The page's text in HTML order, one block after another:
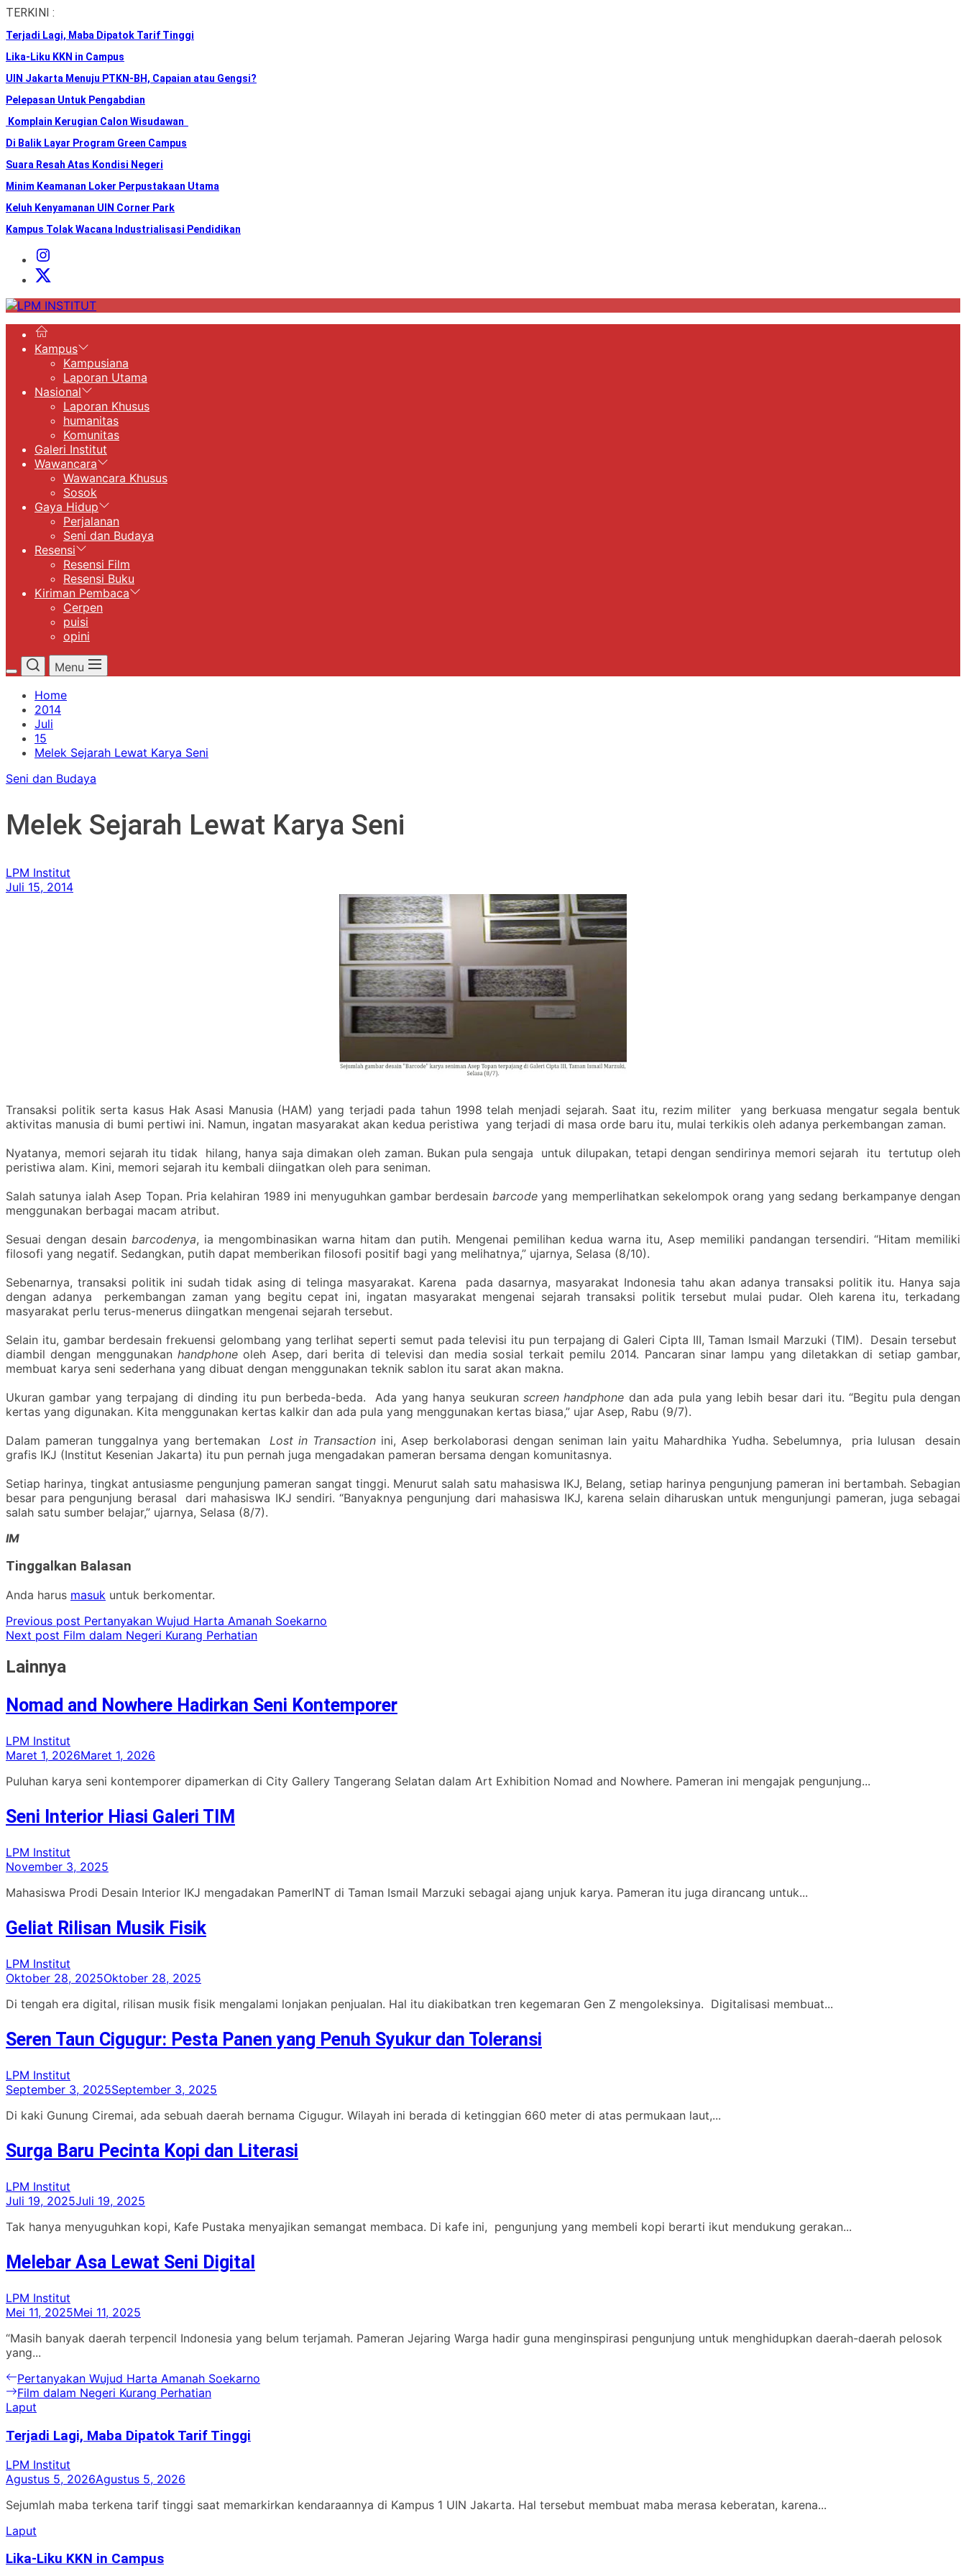
Skip
the
content
TERKINI :
Terjadi Lagi, Maba Dipatok Tarif Tinggi
Lika-Liku KKN in Campus
UIN Jakarta Menuju PTKN-BH, Capaian atau Gengsi?
Pelepasan Untuk Pengabdian
Komplain Kerugian Calon Wisudawan
Di Balik Layar Program Green Campus
Suara Resah Atas Kondisi Negeri
Minim Keamanan Loker Perpustakaan Utama
Keluh Kenyamanan UIN Corner Park
Kampus Tolak Wacana Industrialisasi Pendidikan
Instagram
Institut
X
LPM
Kampus
Kampusiana
Laporan Utama
Nasional
Laporan Khusus
humanitas
Komunitas
Galeri Institut
Wawancara
Wawancara Khusus
Sosok
Gaya Hidup
Perjalanan
Seni dan Budaya
Resensi
Resensi Film
Resensi Buku
Kiriman Pembaca
Cerpen
puisi
opini
Menu
Home
2014
Juli
15
Melek Sejarah Lewat Karya Seni
Seni dan Budaya
Melek Sejarah Lewat Karya Seni
LPM Institut
Juli 15, 2014
Transaksi politik serta kasus Hak Asasi Manusia (HAM) yang terjadi pada tahun 1998 telah menjadi sejarah. Saat itu, rezim militer yang berkuasa mengatur segala bentuk
aktivitas manusia di bumi pertiwi ini. Namun, ingatan masyarakat akan kedua peristiwa yang terjadi di masa orde baru itu, mulai terkikis oleh adanya perkembangan zaman.
Nyatanya, memori sejarah itu tidak hilang, hanya saja dimakan oleh zaman. Bukan pula sengaja untuk dilupakan, tetapi dengan sendirinya memori sejarah itu tertutup oleh
peristiwa alam. Kini, memori sejarah itu kembali diingatkan oleh para seniman.
Salah satunya ialah Asep Topan. Pria kelahiran 1989 ini menyuguhkan gambar berdesain barcodeyang memperlihatkan sekelompok orang yang sedang berkampanye dengan
menggunakan berbagai macam atribut.
Sesuai dengan desain barcodenya, ia mengombinasikan warna hitam dan putih. Mengenai pemilihan kedua warna itu, Asep memiliki pandangan tersendiri. “Hitam memiliki
filosofi yang negatif. Sedangkan, putih dapat memberikan filosofi positif bagi yang melihatnya,” ujarnya, Selasa (8/10).
Sebenarnya, transaksi politik ini sudah tidak asing di telinga masyarakat. Karena pada dasarnya, masyarakat Indonesia tahu akan adanya transaksi politik itu. Hanya saja
dengan adanya perkembangan zaman yang begitu cepat ini, ingatan masyarakat mengenai sejarah transaksi politik tersebut mulai pudar. Oleh karena itu, terkadang
masyarakat perlu terus-menerus diingatkan mengenai sejarah tersebut.
Selain itu, gambar berdesain frekuensi gelombang yang terlihat seperti semut pada televisi itu pun terpajang di Galeri Cipta III, Taman Ismail Marzuki (TIM). Desain tersebut
diambil dengan menggunakanhandphone oleh Asep, dari berita di televisi dan media sosial terkait pemilu 2014. Pancaran sinar lampu yang diletakkan di setiap gambar,
membuat karya seni sederhana yang dibuat dengan menggunakan teknik sablon itu sarat akan makna.
Ukuran gambar yang terpajang di dinding itu pun berbeda-beda. Ada yang hanya seukuran screen handphone dan ada pula yang lebih besar dari itu. “Begitu pula dengan
kertas yang digunakan. Kita menggunakan kertas kalkir dan ada pula yang menggunakan kertas biasa,” ujar Asep, Rabu (9/7).
Dalam pameran tunggalnya yang bertemakan Lost in Transaction ini, Asep berkolaborasi dengan seniman lain yaitu Mahardhika Yudha. Sebelumnya, pria lulusan desain
grafis IKJ (Institut Kesenian Jakarta) itu pun pernah juga mengadakan pameran bersama dengan komunitasnya.
Setiap harinya, tingkat antusiasme pengunjung pameran sangat tinggi. Menurut salah satu mahasiswa IKJ, Belang, setiap harinya pengunjung pameran ini bertambah. Sebagian
besar para pengunjung berasal dari mahasiswa IKJ sendiri. “Banyaknya pengunjung dari mahasiswa IKJ, karena selain diharuskan untuk mengunjungi pameran, juga sebagai
salah satu sumber belajar,” ujarnya, Selasa (8/7).
IM
Tinggalkan Balasan
Anda harus masuk untuk berkomentar.
Previous post Pertanyakan Wujud Harta Amanah Soekarno
Next post Film dalam Negeri Kurang Perhatian
Lainnya
Nomad and Nowhere Hadirkan Seni Kontemporer
LPM Institut
Maret 1, 2026Maret 1, 2026
Puluhan karya seni kontemporer dipamerkan di City Gallery Tangerang Selatan dalam Art Exhibition Nomad and Nowhere. Pameran ini mengajak pengunjung...
Seni Interior Hiasi Galeri TIM
LPM Institut
November 3, 2025
Mahasiswa Prodi Desain Interior IKJ mengadakan PamerINT di Taman Ismail Marzuki sebagai ajang unjuk karya. Pameran itu juga dirancang untuk...
Geliat Rilisan Musik Fisik
LPM Institut
Oktober 28, 2025Oktober 28, 2025
Di tengah era digital, rilisan musik fisik mengalami lonjakan penjualan. Hal itu diakibatkan tren kegemaran Gen Z mengoleksinya. Digitalisasi membuat...
Seren Taun Cigugur: Pesta Panen yang Penuh Syukur dan Toleransi
LPM Institut
September 3, 2025September 3, 2025
Di kaki Gunung Ciremai, ada sebuah daerah bernama Cigugur. Wilayah ini berada di ketinggian 660 meter di atas permukaan laut,...
Surga Baru Pecinta Kopi dan Literasi
LPM Institut
Juli 19, 2025Juli 19, 2025
Tak hanya menyuguhkan kopi, Kafe Pustaka menyajikan semangat membaca. Di kafe ini, pengunjung yang membeli kopi berarti ikut mendukung gerakan...
Melebar Asa Lewat Seni Digital
LPM Institut
Mei 11, 2025Mei 11, 2025
“Masih banyak daerah terpencil Indonesia yang belum terjamah. Pameran Jejaring Warga hadir guna menginspirasi pengunjung untuk menghidupkan daerah-daerah pelosok
yang...
Navigasi
pos
Previous
post:
Pertanyakan Wujud Harta Amanah Soekarno
Next
post:
Film dalam Negeri Kurang Perhatian
Laput
Terjadi Lagi, Maba Dipatok Tarif Tinggi
LPM Institut
Agustus 5, 2026Agustus 5, 2026
Sejumlah maba terkena tarif tinggi saat memarkirkan kendaraannya di Kampus 1 UIN Jakarta. Hal tersebut membuat maba merasa keberatan, karena...
Laput
Lika-Liku KKN in Campus